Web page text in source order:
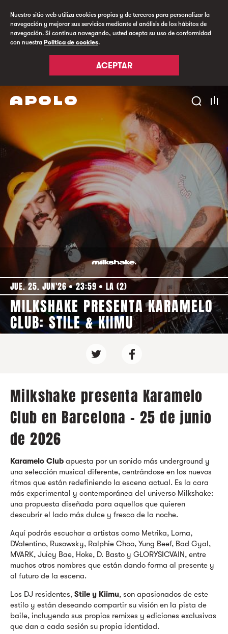
Nuestro sitio web utiliza cookies propias y de terceros para personalizar la
navegación y mejorar sus servicios mediante el análisis de los hábitos de
navegación. Si continua navegando, usted acepta su uso de conformidad
con nuestra Política de cookies.
ACEPTAR
JUE. 25. JUN'26 23:59 LA (2)
MILKSHAKE PRESENTA KARAMELO
CLUB: STILE & KIIMU
Milkshake presenta Karamelo
Club en Barcelona - 25 de junio
de 2026
Karamelo Club apuesta por un sonido más underground y
una selección musical diferente, centrándose en los nuevos
ritmos que están redefiniendo la escena actual. Es la cara
más experimental y contemporánea del universo Milkshake:
una propuesta diseñada para aquellos que quieren
descubrir el lado más dulce y fresco de la noche.
Aquí podrás escuchar a artistas como Metrika, Lorna,
DValentino, Rusowsky, Ralphie Choo, Yung Beef, Bad Gyal,
MVARK, Juicy Bae, Hoke, D. Basto y GLORYSICVAIN, entre
muchos otros nombres que están dando forma al presente y
al futuro de la escena.
Los DJ residentes, Stile y Kiimu, son apasionados de este
estilo y están deseando compartir su visión en la pista de
baile, incluyendo sus propios remixes y ediciones exclusivas
que dan a cada sesión su propia identidad.